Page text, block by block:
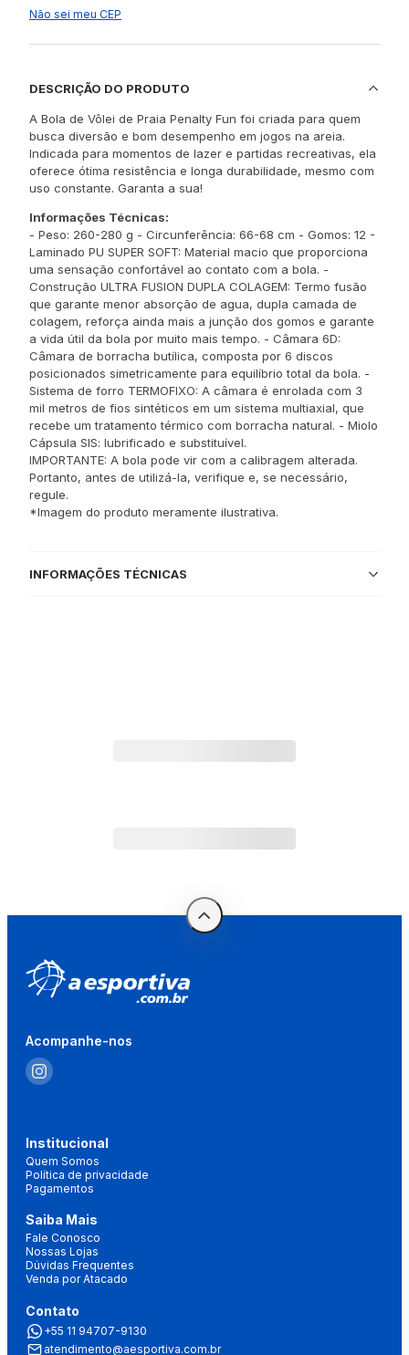
Não sei meu CEP
DESCRIÇÃO DO PRODUTO
A Bola de Vôlei de Praia Penalty Fun foi criada para quem
busca diversão e bom desempenho em jogos na areia.
Indicada para momentos de lazer e partidas recreativas, ela
oferece ótima resistência e longa durabilidade, mesmo com
uso constante. Garanta a sua!
Informações Técnicas:
- Peso: 260-280 g - Circunferência: 66-68 cm - Gomos: 12 -
Laminado PU SUPER SOFT: Material macio que proporciona
uma sensação confortável ao contato com a bola. -
Construção ULTRA FUSION DUPLA COLAGEM: Termo fusão
que garante menor absorção de agua, dupla camada de
colagem, reforça ainda mais a junção dos gomos e garante
a vida útil da bola por muito mais tempo. - Câmara 6D:
Câmara de borracha butílica, composta por 6 discos
posicionados simetricamente para equilíbrio total da bola. -
Sistema de forro TERMOFIXO: A câmara é enrolada com 3
mil metros de fios sintéticos em um sistema multiaxial, que
recebe um tratamento térmico com borracha natural. - Miolo
Cápsula SIS: lubrificado e substituível.
IMPORTANTE: A bola pode vir com a calibragem alterada.
Portanto, antes de utilizá-la, verifique e, se necessário,
regule.
*Imagem do produto meramente ilustrativa.
INFORMAÇÕES TÉCNICAS
Acompanhe-nos
Institucional
Quem Somos
Política de privacidade
Pagamentos
Saiba Mais
Fale Conosco
Nossas Lojas
Dúvidas Frequentes
Venda por Atacado
Contato
+55 11 94707-9130
atendimento@aesportiva.com.br